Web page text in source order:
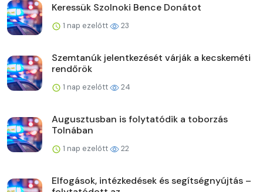
Keressük Szolnoki Bence Donátot
1 nap ezelőtt 23
Szemtanúk jelentkezését várják a kecskeméti
rendőrök
1 nap ezelőtt 24
Augusztusban is folytatódik a toborzás
Tolnában
1 nap ezelőtt 22
Elfogások, intézkedések és segítségnyújtás –